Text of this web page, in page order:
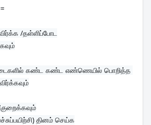
/தள்ளிப்போட
கண்ட கண்ட எண்ணெயில் பொறித்த